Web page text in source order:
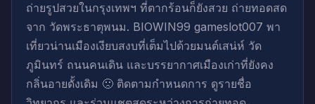
ถ่ายรูปสวยในกรุงเทพฯ ที่ตากร้อนก็ยังสวย ถ่ายทอดสด
จาก วัดพระธาตุพนม. BIOWIN99 gameslot007 พา
เที่ยวน่านเมืองเงียบสงบที่เต็มไปด้วยมนต์เสน่ห์ วัด
ภูมินทร์ ถนนคนเดิน และบรรยากาศเมืองเก่าที่ยังคง
กลิ่นอายดั้งเดิม 🙁 ติดตามกำหนดการ ดูรายชื่อ